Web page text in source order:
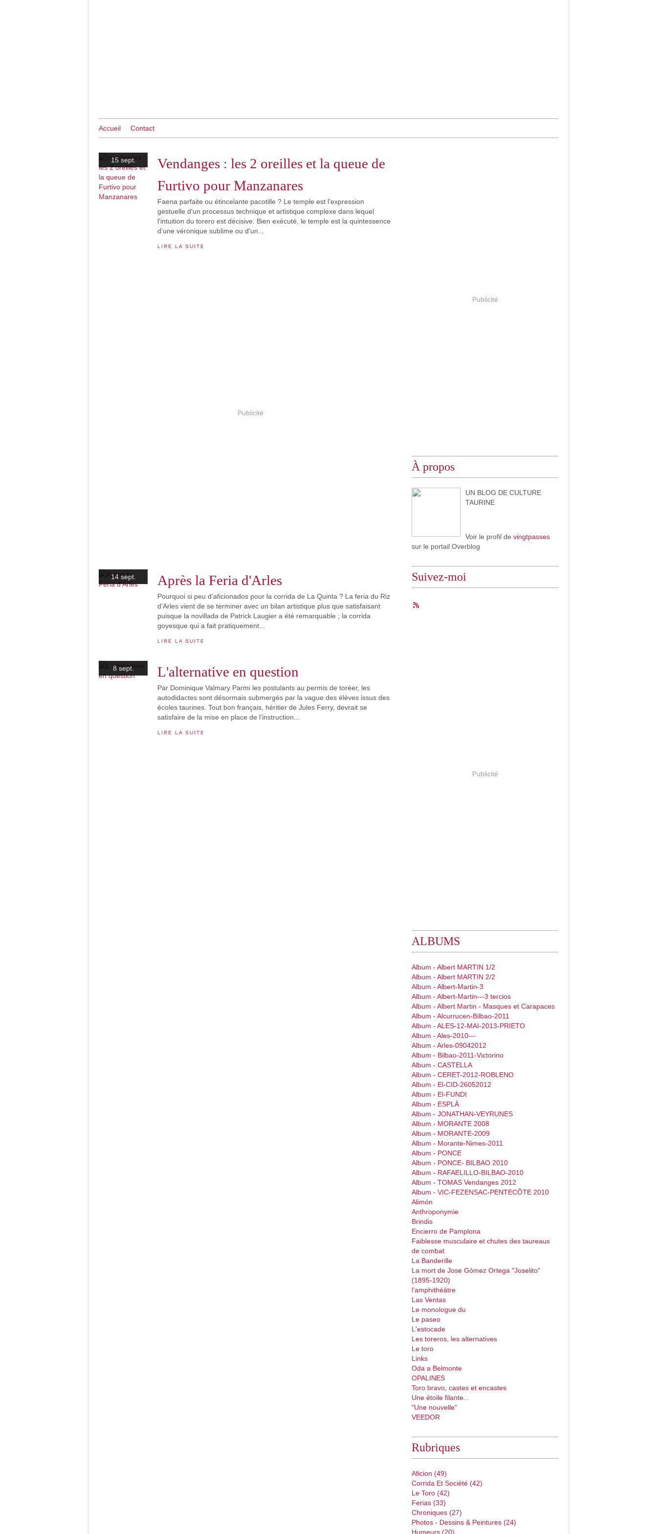
Accueil Contact
15 sept.
Vendanges : les 2 oreilles et la queue de
Furtivo pour Manzanares
Faena parfaite ou étincelante pacotille ? Le temple est l'expression
gestuelle d'un processus technique et artistique complexe dans lequel
l'intuition du torero est décisive. Bien exécuté, le temple est la quintessence
d’une véronique sublime ou d'un...
LIRE LA SUITE
Publicité
14 sept. Après la Feria d'Arles
Pourquoi si peu d’aficionados pour la corrida de La Quinta ? La feria du Riz
d’Arles vient de se terminer avec un bilan artistique plus que satisfaisant
puisque la novillada de Patrick Laugier a été remarquable ; la corrida
goyesque qui a fait pratiquement...
LIRE LA SUITE
8 sept. L'alternative en question
Par Dominique Valmary Parmi les postulants au permis de toréer, les
autodidactes sont désormais submergés par la vague des élèves issus des
écoles taurines. Tout bon français, héritier de Jules Ferry, devrait se
satisfaire de la mise en place de l’instruction...
LIRE LA SUITE
Publicité
À propos
UN BLOG DE CULTURE
TAURINE
Voir le profil de vingtpasses
sur le portail Overblog
Suivez-moi
Publicité
ALBUMS
Album - Albert MARTIN 1/2
Album - Albert MARTIN 2/2
Album - Albert-Martin-3
Album - Albert-Martin---3 tercios
Album - Albert Martin - Masques et Carapaces
Album - Alcurrucen-Bilbao-2011
Album - ALES-12-MAI-2013-PRIETO
Album - Ales-2010---
Album - Arles-09042012
Album - Bilbao-2011-Victorino
Album - CASTELLA
Album - CERET-2012-ROBLENO
Album - El-CID-26052012
Album - El-FUNDI
Album - ESPLÁ
Album - JONATHAN-VEYRUNES
Album - MORANTE 2008
Album - MORANTE-2009
Album - Morante-Nimes-2011
Album - PONCE
Album - PONCE- BILBAO 2010
Album - RAFAELILLO-BILBAO-2010
Album - TOMAS Vendanges 2012
Album - VIC-FEZENSAC-PENTECÔTE 2010
Alimón
Anthroponymie
Brindis
Encierro de Pamplona
Faiblesse musculaire et chutes des taureaux
de combat
La Banderille
La mort de Jose Gómez Ortega "Joselito"
(1895-1920)
l'amphithéâtre
Las Ventas
Le monologue du
Le paseo
L'estocade
Les toreros, les alternatives
Le toro
Links
Oda a Belmonte
OPALINES
Toro bravo, castes et encastes
Une étoile filante...
"Une nouvelle"
VEEDOR
Rubriques
Aficion (49)
Corrida Et Société (42)
Le Toro (42)
Ferias (33)
Chroniques (27)
Photos - Dessins & Peintures (24)
Humeurs (20)